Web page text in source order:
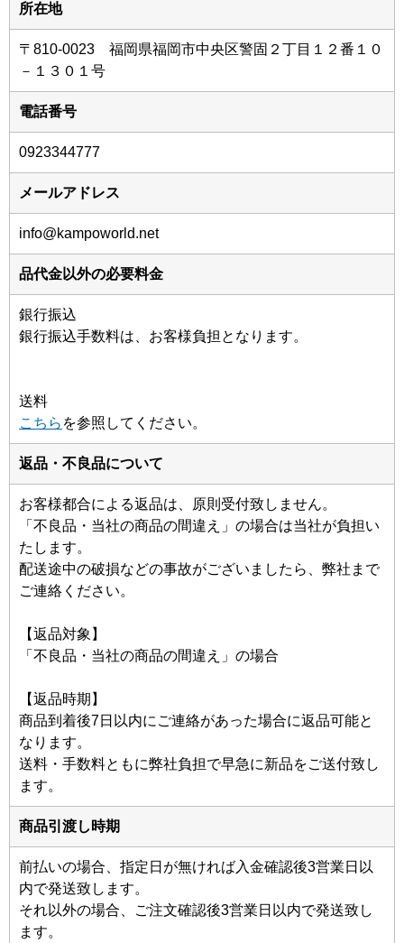
所在地
〒810-0023 福岡県福岡市中央区警固２丁目１２番１０
－１３０１号
電話番号
0923344777
メールアドレス
info@kampoworld.net
品代金以外の必要料金
銀行振込
銀行振込手数料は、お客様負担となります。
送料
こちら を参照してください。
返品・不良品について
お客様都合による返品は、原則受付致しません。
「不良品・当社の商品の間違え」の場合は当社が負担い
たします。
配送途中の破損などの事故がございましたら、弊社まで
ご連絡ください。
【返品対象】
「不良品・当社の商品の間違え」の場合
【返品時期】
商品到着後7日以内にご連絡があった場合に返品可能と
なります。
送料・手数料ともに弊社負担で早急に新品をご送付致し
ます。
商品引渡し時期
前払いの場合、指定日が無ければ入金確認後3営業日以
内で発送致します。
それ以外の場合、ご注文確認後3営業日以内で発送致し
ます。